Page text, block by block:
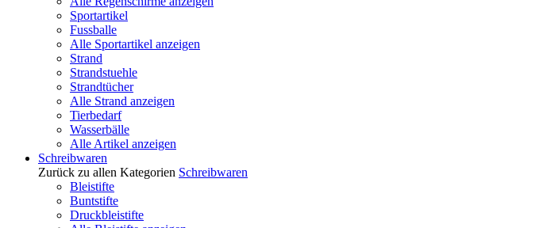
Sportartikel
Fussballe
Alle Sportartikel anzeigen
Strand
Strandstuehle
Strandtücher
Alle Strand anzeigen
Tierbedarf
Wasserbälle
Alle Artikel anzeigen
Schreibwaren
Zurück zu allen Kategorien Schreibwaren
Bleistifte
Buntstifte
Druckbleistifte